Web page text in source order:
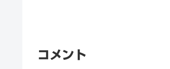
コメント